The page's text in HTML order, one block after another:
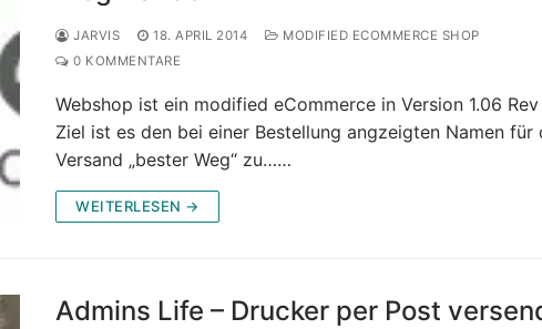
JARVIS 18. APRIL 2014
MODIFIED ECOMMERCE SHOP
0 KOMMENTARE
Webshop ist ein modified eCommerce in Version 1.06
Ziel ist es den bei einer Bestellung angzeigten Namen für
Versand „bester Weg“ zu……
WEITERLESEN →
Admins Life – Drucker per Post